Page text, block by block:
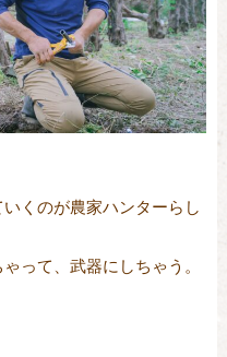
くのが農家ハンターらし
って、武器にしちゃう。